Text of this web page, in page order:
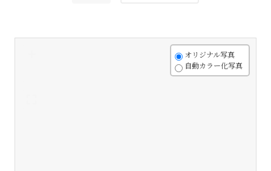
オリジナル写真
自動カラー化写真